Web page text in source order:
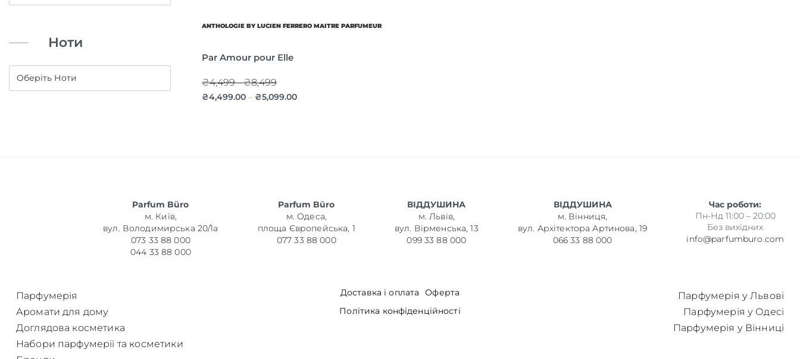
Ноти
ANTHOLOGIE BY LUCIEN FERRERO MAITRE PARFUMEUR
Par Amour pour Elle
₴4,499 - ₴8,499
₴4,499.00 – ₴5,099.00
Parfum Büro
м. Київ,
вул. Володимирська 20/1а
073 33 88 000
044 33 88 000
Parfum Büro
м. Одеса,
площа Європейська, 1
077 33 88 000
ВІДДУШИНА
м. Львів,
вул. Вірменська, 13
099 33 88 000
ВІДДУШИНА
м. Вінниця,
вул. Архітектора Артинова, 19
066 33 88 000
Час роботи:
Пн-Нд 11:00 – 20:00
Без вихідних
info@parfumburo.com
Парфумерія
Аромати для дому
Доглядова косметика
Набори парфумерії та косметики
Доставка і оплата
Оферта
Політика конфіденційності
Парфумерія у Львові
Парфумерія у Одесі
Парфумерія у Вінниці